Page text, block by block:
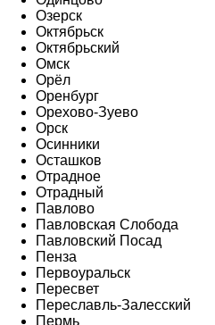
Озерск
Октябрьск
Октябрьский
Омск
Орёл
Оренбург
Орехово-Зуево
Орск
Осинники
Осташков
Отрадное
Отрадный
Павлово
Павловская Слобода
Павловский Посад
Пенза
Первоуральск
Пересвет
Переславль-Залесский
Пермь